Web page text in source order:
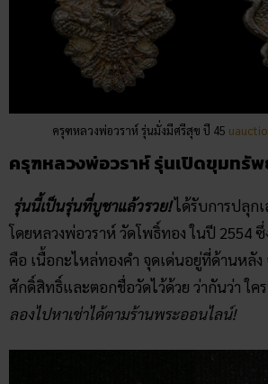
ครุฑหลวงพ่อวราห์ รุ่นมั่งมีศรีสุข ปี 45
ครุฑหลวงพ่อวราห์ รุ่นเปิดขุมทรัพ
รุ่นนี้เป็นรุ่นที่บูชาแล้วรวย!ได้รับการปลุก
โดยหลวงพ่อวราห์ วัดโพธิ์ทอง ในปี 2554
คือ เนื้อกะไหล่ทองคำ จุดเด่นอยู่ที่ด้านหลัง
ศักดิ์สิทธิ์และตอกชื่อวัดไว้ด้วย ว่ากันว่า ใค
ลองไปหาเช่าได้ตามร้านพระออนไลน์!